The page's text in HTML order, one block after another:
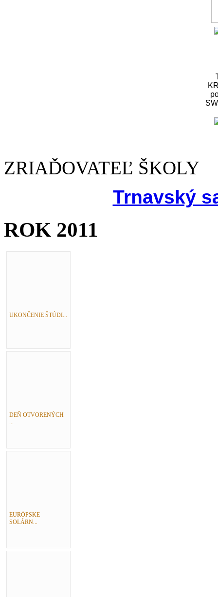
ZRIAĎOVATEĽ ŠKOLY
Trnavský
ROK 2011
UKONČENIE ŠTÚDI...
DEŇ OTVORENÝCH
EURÓPSKE
SOLÁRN...